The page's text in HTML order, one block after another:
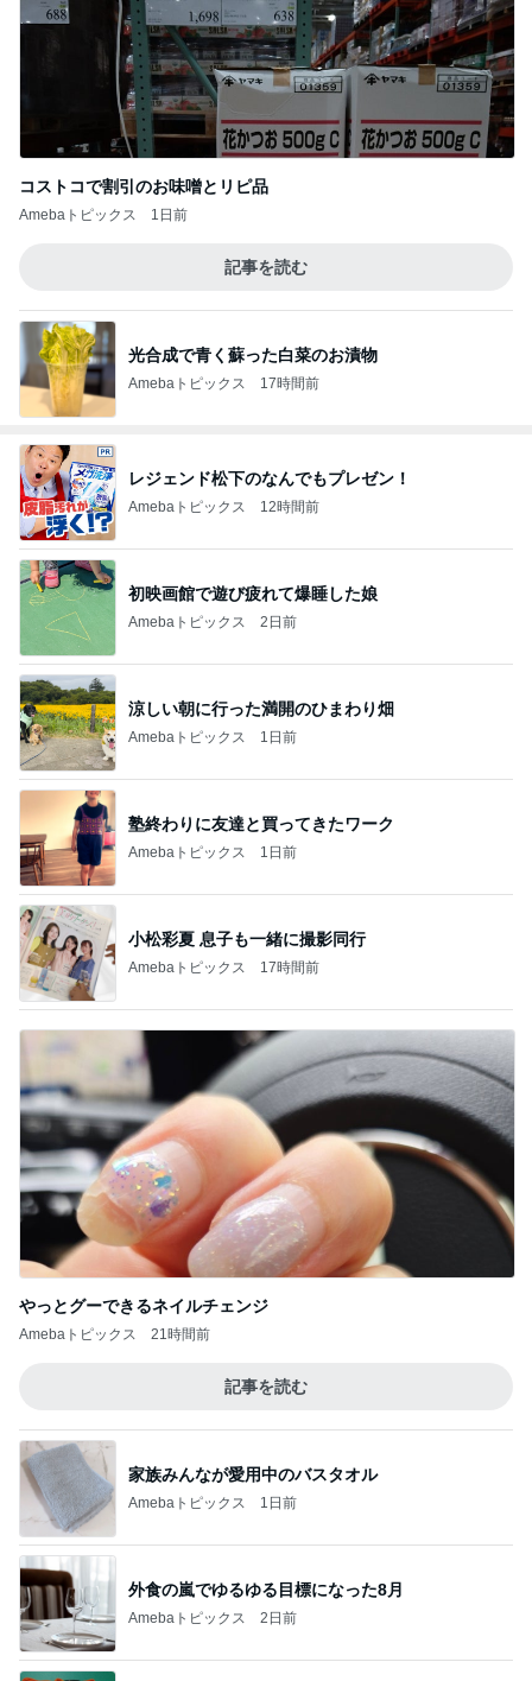
コストコで割引のお味噌とリピ品
Amebaトピックス 1日前
記事を読む
光合成で青く蘇った白菜のお漬物
Amebaトピックス 17時間前
レジェンド松下のなんでもプレゼン！
Amebaトピックス 12時間前
初映画館で遊び疲れて爆睡した娘
Amebaトピックス 2日前
涼しい朝に行った満開のひまわり畑
Amebaトピックス 1日前
塾終わりに友達と買ってきたワーク
Amebaトピックス 1日前
小松彩夏 息子も一緒に撮影同行
Amebaトピックス 17時間前
やっとグーできるネイルチェンジ
Amebaトピックス 21時間前
記事を読む
家族みんなが愛用中のバスタオル
Amebaトピックス 1日前
外食の嵐でゆるゆる目標になった8月
Amebaトピックス 2日前